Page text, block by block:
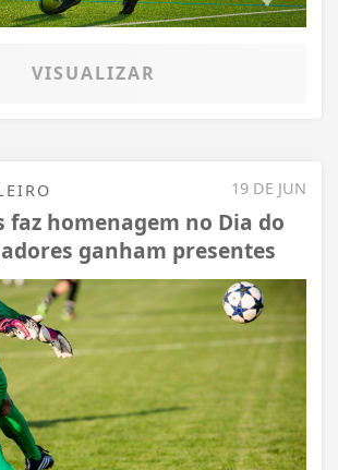
VISUALIZAR
19 DE JUN
homenagem no Dia do
ganham presentes